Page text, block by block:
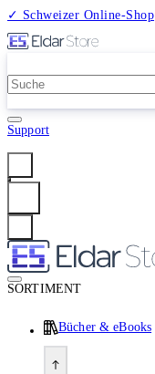
✓ Schweizer Online-Shop
Support
SORTIMENT
Bücher & eBooks